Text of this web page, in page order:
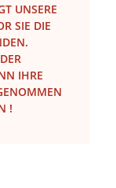
UNSERE
SIE DIE
IHRE
!